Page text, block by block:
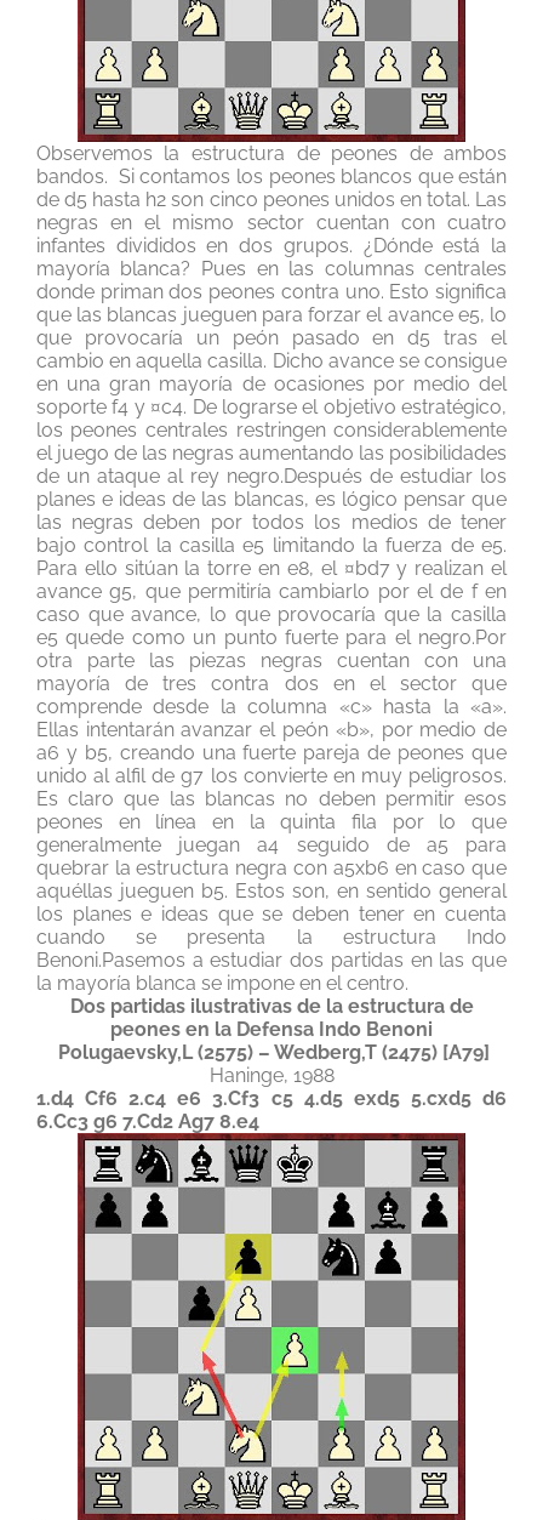
Observemos la estructura de peones de ambos
bandos. Si contamos los peones blancos que están
de d5 hasta h2 son cinco peones unidos en total. Las
negras en el mismo sector cuentan con cuatro
infantes divididos en dos grupos. ¿Dónde está la
mayoría blanca? Pues en las columnas centrales
donde priman dos peones contra uno. Esto significa
que las blancas jueguen para forzar el avance e5, lo
que provocaría un peón pasado en d5 tras el
cambio en aquella casilla. Dicho avance se consigue
en una gran mayoría de ocasiones por medio del
soporte f4 y ¤c4. De lograrse el objetivo estratégico,
los peones centrales restringen considerablemente
el juego de las negras aumentando las posibilidades
de un ataque al rey negro.Después de estudiar los
planes e ideas de las blancas, es lógico pensar que
las negras deben por todos los medios de tener
bajo control la casilla e5 limitando la fuerza de e5.
Para ello sitúan la torre en e8, el ¤bd7 y realizan el
avance g5, que permitiría cambiarlo por el de f en
caso que avance, lo que provocaría que la casilla
e5 quede como un punto fuerte para el negro.Por
otra parte las piezas negras cuentan con una
mayoría de tres contra dos en el sector que
comprende desde la columna «c» hasta la «a».
Ellas intentarán avanzar el peón «b», por medio de
a6 y b5, creando una fuerte pareja de peones que
unido al alfil de g7 los convierte en muy peligrosos.
Es claro que las blancas no deben permitir esos
peones en línea en la quinta fila por lo que
generalmente juegan a4 seguido de a5 para
quebrar la estructura negra con a5xb6 en caso que
aquéllas jueguen b5. Estos son, en sentido general
los planes e ideas que se deben tener en cuenta
cuando se presenta la estructura Indo
Benoni.Pasemos a estudiar dos partidas en las que
la mayoría blanca se impone en el centro.
Dos partidas ilustrativas de la estructura de
peones en la Defensa Indo Benoni
Polugaevsky,L (2575) – Wedberg,T (2475) [A79]
Haninge, 1988
1.d4 Cf6 2.c4 e6 3.Cf3 c5 4.d5 exd5 5.cxd5 d6
6.Cc3 g6 7.Cd2 Ag7 8.e4